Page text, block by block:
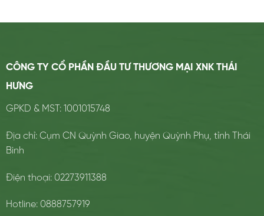
CÔNG TY CỔ PHẦN ĐẦU TƯ THƯƠNG MẠI XNK THÁI
HƯNG
GPKD & MST: 1001015748
Địa chỉ: Cụm CN Quỳnh Giao, huyện Quỳnh Phụ, tỉnh Thái
Bình
Điện thoại: 02273911388
Hotline: 0888757919